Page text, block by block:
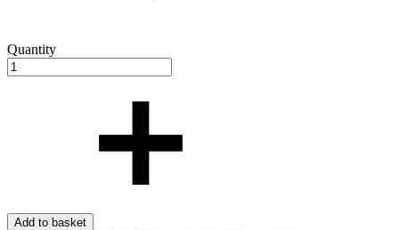
Quantity
Add to basket